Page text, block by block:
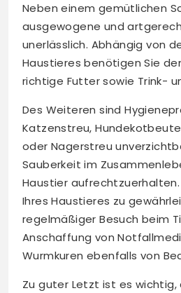
Neben einem gemütlichen
ausgewogene und
unerlässlich. Abhängig von
Haustieres benötigen Sie
richtige Futter sowie Trink-
Des Weiteren sind
Katzenstreu,
oder Nagerstreu
Sauberkeit im
Haustier
Ihres Haustieres zu
regelmäßiger Besuch beim
Anschaffung von
Wurmkuren ebenfalls von
Zu guter Letzt ist es wichtig,